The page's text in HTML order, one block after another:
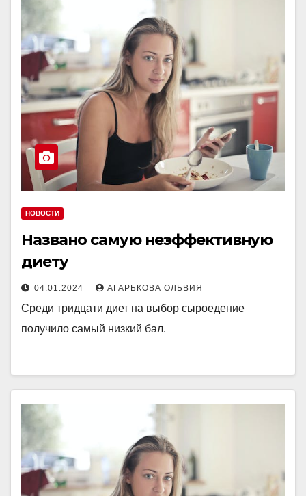
НОВОСТИ
Названо самую неэффективную
диету
04.01.2024 АГАРЬКОВА ОЛЬВИЯ
Среди тридцати диет на выбор сыроедение
получило самый низкий бал.